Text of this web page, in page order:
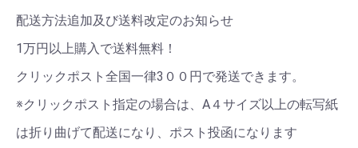
配送方法追加及び送料改定のお知らせ
1万円以上購入で送料無料！
クリックポスト全国一律3００円で発送できます。
※クリックポスト指定の場合は、A４サイズ以上の転写紙
は折り曲げて配送になり、ポスト投函になります